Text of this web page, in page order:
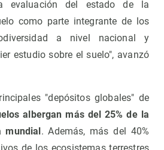
evaluación del estado de la
como parte integrante de los
a nivel nacional y
estudio sobre el suelo", avanzó
"depósitos globales" de
albergan más del 25% de la
. Además, más del 40%